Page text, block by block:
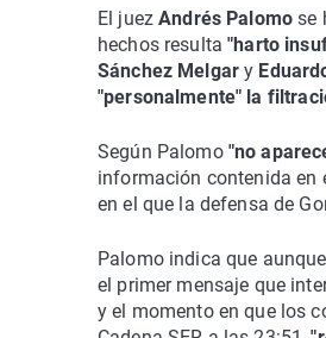
El juezAndrés Palomose
hechos resulta"harto
Sánchez Melgary
"personalmente" la
Según Palomo "no
información contenida en
en el que la defensa de
Palomo indica que
el primer mensaje que
y el momento en que los